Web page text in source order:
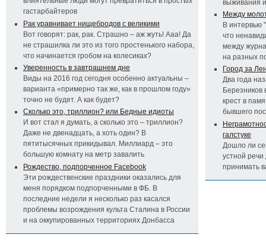
гастарбайтеров
Рак уравнивает нищебродов с великими
Вот говорят: рак, рак. Страшно – аж жуть! Ааа! Да
не страшилка ли это из того простенького набора,
что начинается гробом на колесиках?
Уверенность в завтрашнем дне
Виды на 2016 год сегодня особенно актуальны –
варианта «примерно так же, как в прошлом году»
точно не будет. А как будет?
Сколько это, триллион? или Бедные идиоты
И вот стал я думать, а сколько это – триллион?
Даже не двенадцать, а хоть один? В
пятитысячных прикидывал. Миллиард – это
большую комнату на метр завалить
Рождество, подпорченное Facebook
Эти рождественские праздники оказались для
меня порядком подпорченными в ФБ. В
последние недели я несколько раз касался
проблемы возрождения культа Сталина в России
и на оккупированных территориях Донбасса
выживания
Между
В интервью
что
между
на разных
Город за
Два года
Березников
крест в
бывшего
галстуке
Дошло ли
устной речи
принимать